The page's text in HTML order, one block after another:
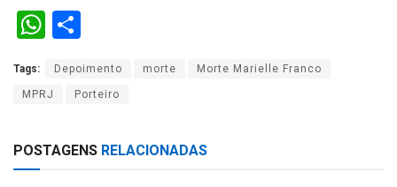
W
at
s
A
p
ar
e
Tags: Depoimento morte Morte Marielle Franco
MPRJ Porteiro
POSTAGENS RELACIONADAS